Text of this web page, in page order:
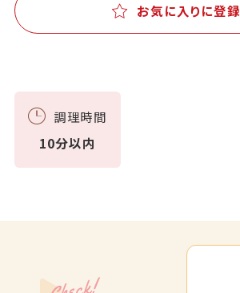
お気に入りに登録
調理時間
10分以内